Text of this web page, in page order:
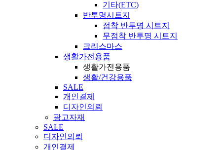
기타(ETC)
반투명시트지
점착 반투명 시트지
무점착 반투명 시트지
크리스마스
생활가전용품
생활가전용품
생활/건강용품
SALE
개인결제
디자인의뢰
광고자재
SALE
디자인의뢰
개인결제